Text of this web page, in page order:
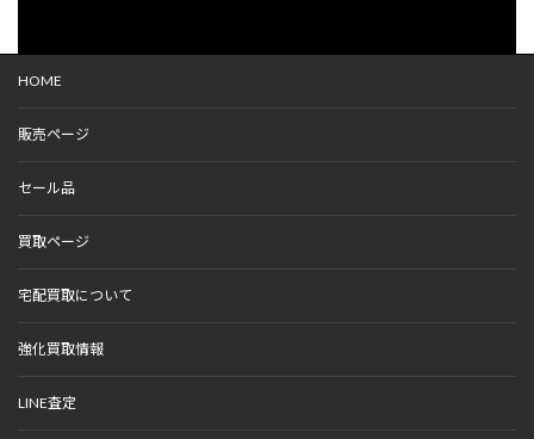
HOME
販売ページ
セール品
買取ページ
宅配買取について
強化買取情報
LINE査定